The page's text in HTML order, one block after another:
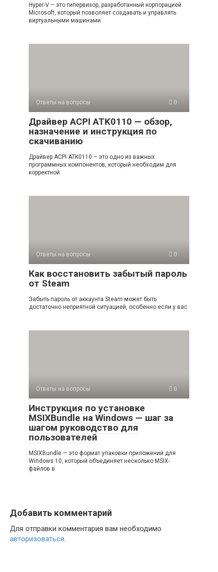
Hyper-V – это гипервизор, разработанный корпорацией
Microsoft, который позволяет создавать и управлять
виртуальными машинами
Ответы на вопросы 0
Драйвер ACPI ATK0110 — обзор,
назначение и инструкция по
скачиванию
Драйвер ACPI ATK0110 – это одно из важных
программных компонентов, который необходим для
корректной
Ответы на вопросы 0
Как восстановить забытый пароль
от Steam
Забыть пароль от аккаунта Steam может быть
достаточно неприятной ситуацией, особенно если у вас
Ответы на вопросы 0
Инструкция по установке
MSIXBundle на Windows — шаг за
шагом руководство для
пользователей
MSIXBundle — это формат упаковки приложений для
Windows 10, который объединяет несколько MSIX-
файлов в
Добавить комментарий
Для отправки комментария вам необходимо
авторизоваться.